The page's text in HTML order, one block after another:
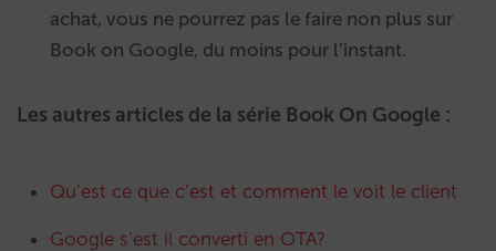
achat, vous ne pourrez pas le faire non plus sur
Book on Google, du moins pour l’instant.
Les autres articles de la série Book On Google :
Qu’est ce que c’est et comment le voit le client
Google s’est il converti en OTA?